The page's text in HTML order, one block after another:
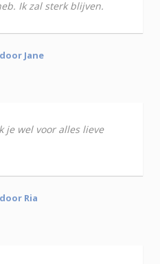
Ik zal sterk blijven.
door Jane
je wel voor alles lieve
door Ria